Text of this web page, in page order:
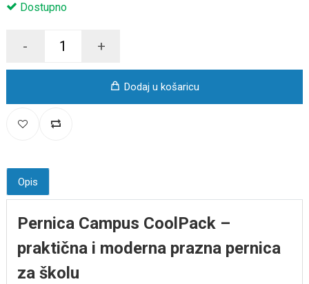
Dostupno
- +
Dodaj u košaricu
Opis
Pernica Campus CoolPack –
praktična i moderna prazna pernica
za školu